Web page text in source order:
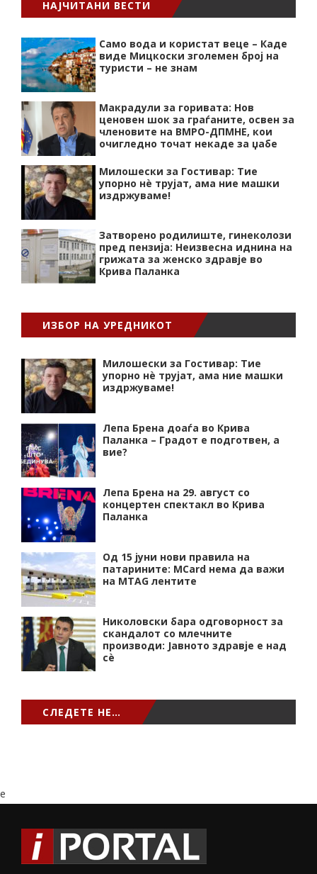
НАЈЧИТАНИ ВЕСТИ
Само вода и користат веце – Каде
виде Мицкоски зголемен број на
туристи – не знам
Макрадули за горивата: Нов
ценовен шок за граѓаните, освен за
членовите на ВМРО-ДПМНЕ, кои
очигледно точат некаде за џабе
Милошески за Гостивар: Тие
упорно нѐ трујат, ама ние машки
издржуваме!
Затворено родилиште, гинеколози
пред пензија: Неизвесна иднина на
грижата за женско здравје во
Крива Паланка
ИЗБОР НА УРЕДНИКОТ
Милошески за Гостивар: Тие
упорно нѐ трујат, ама ние машки
издржуваме!
Лепа Брена доаѓа во Крива
Паланка – Градот е подготвен, а
вие?
Лепа Брена на 29. август со
концертен спектакл во Крива
Паланка
Од 15 јуни нови правила на
патарините: MCard нема да важи
на MTAG лентите
Николовски бара одговорност за
скандалот со млечните
производи: Јавното здравје е над
сѐ
СЛЕДЕТЕ НЕ…
e